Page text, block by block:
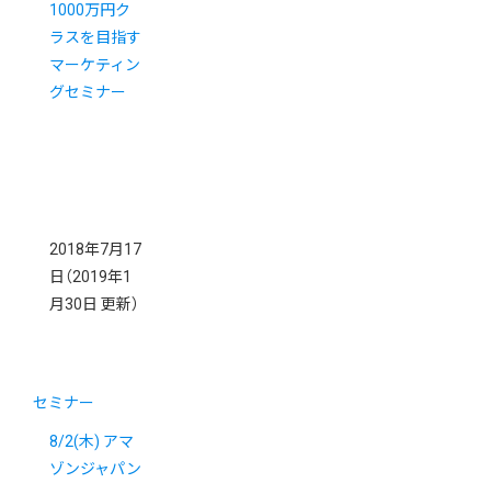
1000万円ク
ラスを目指す
マーケティン
グセミナー
2018年7月17
日 （2019年1
月30日 更新）
セミナー
8/2(木) アマ
ゾンジャパン